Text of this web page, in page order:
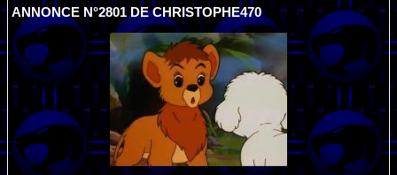
ANNONCE N°2801 DE CHRISTOPHE470